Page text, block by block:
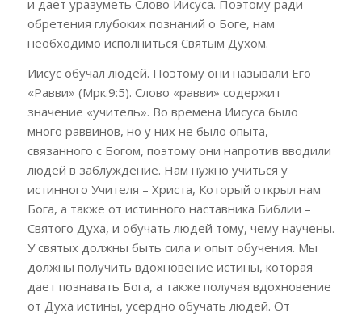
и дает уразуметь Слово Иисуса. Поэтому ради
обретения глубоких познаний о Боге, нам
необходимо исполниться Святым Духом.
Иисус обучал людей. Поэтому они называли Его
«Равви» (Мрк.9:5). Слово «равви» содержит
значение «учитель». Во времена Иисуса было
много раввинов, но у них не было опыта,
связанного с Богом, поэтому они напротив вводили
людей в заблуждение. Нам нужно учиться у
истинного Учителя – Христа, Который открыл нам
Бога, а также от истинного наставника Библии –
Святого Духа, и обучать людей тому, чему научены.
У святых должны быть сила и опыт обучения. Мы
должны получить вдохновение истины, которая
дает познавать Бога, а также получая вдохновение
от Духа истины, усердно обучать людей. От